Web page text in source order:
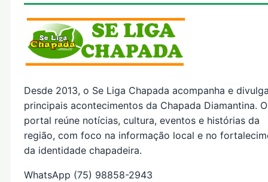
Desde 2013, o Se Liga Chapada acompanha e
principais acontecimentos da Chapada Diamantina. O
portal reúne notícias, cultura, eventos e histórias da
região, com foco na informação local e no
da identidade chapadeira.
WhatsApp (75) 98858-2943